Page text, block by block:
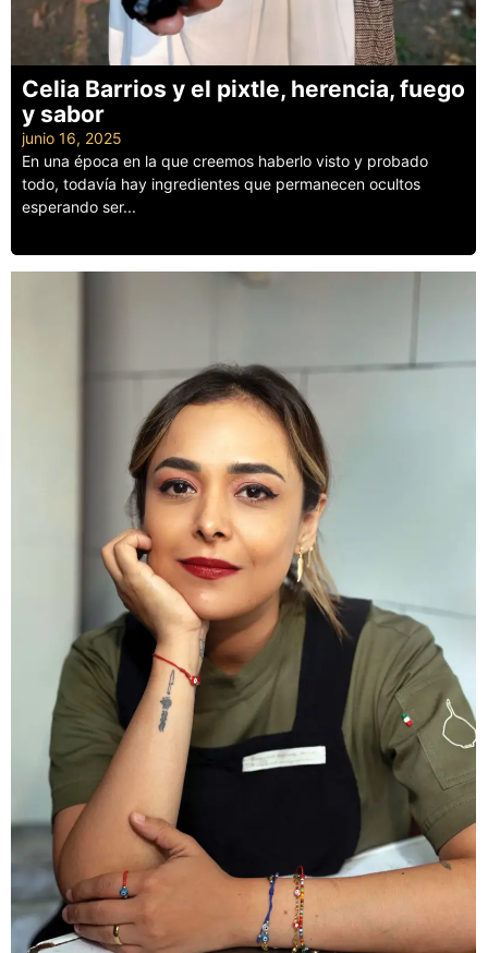
Celia Barrios y el pixtle, herencia, fuego
y sabor
junio 16, 2025
En una época en la que creemos haberlo visto y probado
todo, todavía hay ingredientes que permanecen ocultos
esperando ser...